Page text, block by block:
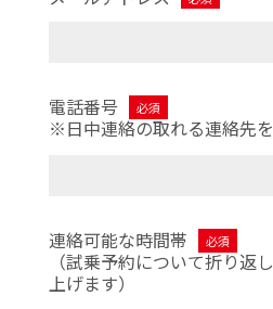
電話番号 必須
※日中連絡の取れる連絡先を
連絡可能な時間帯 必須
（試乗予約について折り返し
上げます）